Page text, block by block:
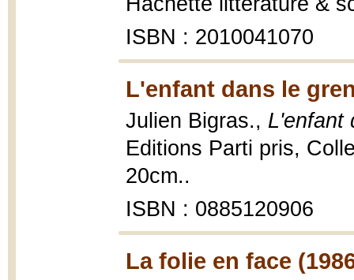
ISBN : 2010041070
L'enfant dans le
Julien Bigras., L'enfant
Editions Parti pris,
20cm..
ISBN : 0885120906
La folie en face